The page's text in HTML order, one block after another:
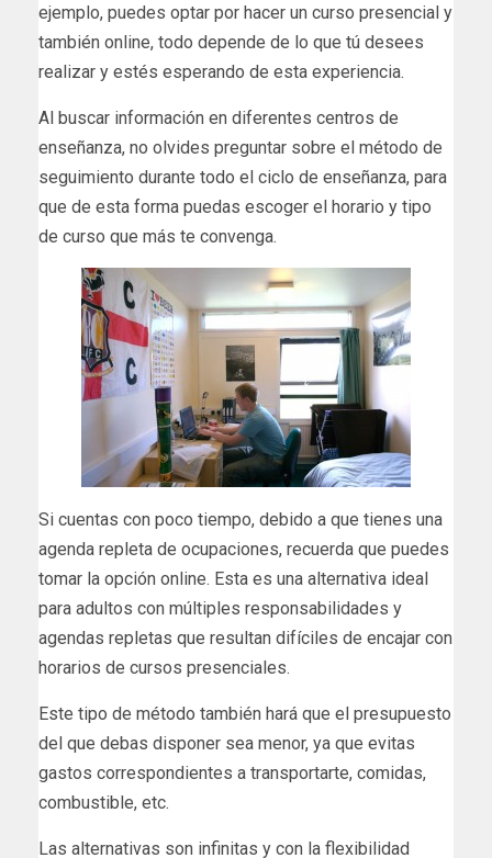
ejemplo, puedes optar por hacer un curso presencial y
también online, todo depende de lo que tú desees
realizar y estés esperando de esta experiencia.
Al buscar información en diferentes centros de
enseñanza, no olvides preguntar sobre el método de
seguimiento durante todo el ciclo de enseñanza, para
que de esta forma puedas escoger el horario y tipo
de curso que más te convenga.
Si cuentas con poco tiempo, debido a que tienes una
agenda repleta de ocupaciones, recuerda que puedes
tomar la opción online. Esta es una alternativa ideal
para adultos con múltiples responsabilidades y
agendas repletas que resultan difíciles de encajar con
horarios de cursos presenciales.
Este tipo de método también hará que el presupuesto
del que debas disponer sea menor, ya que evitas
gastos correspondientes a transportarte, comidas,
combustible, etc.
Las alternativas son infinitas y con la flexibilidad